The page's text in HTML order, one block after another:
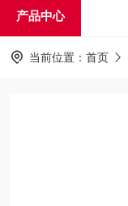
产品中心
当前位置： 首页